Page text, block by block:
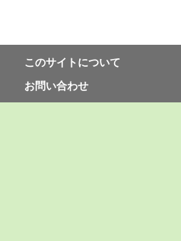
このサイトについて
お問い合わせ